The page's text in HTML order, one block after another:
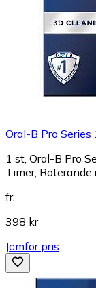
Oral-B Pro
1 st, Oral-B Pro
Timer,
fr.
398 kr
Jämför pris